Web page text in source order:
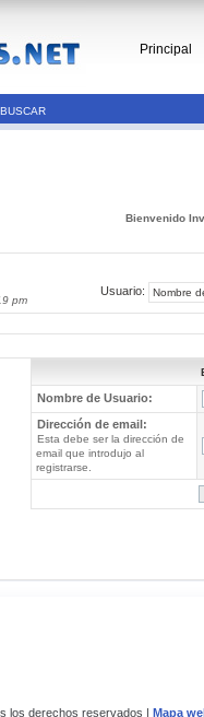
Principal
BUSCAR
Bienvenido
pm
Usuario:
Nombre de Usuario:
Dirección de email:
Esta debe ser la dirección de
email que introdujo al
registrarse.
los derechos reservados | Mapa